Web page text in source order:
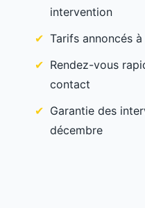
intervention
Tarifs annoncés
Rendez-vous
contact
Garantie des
décembre